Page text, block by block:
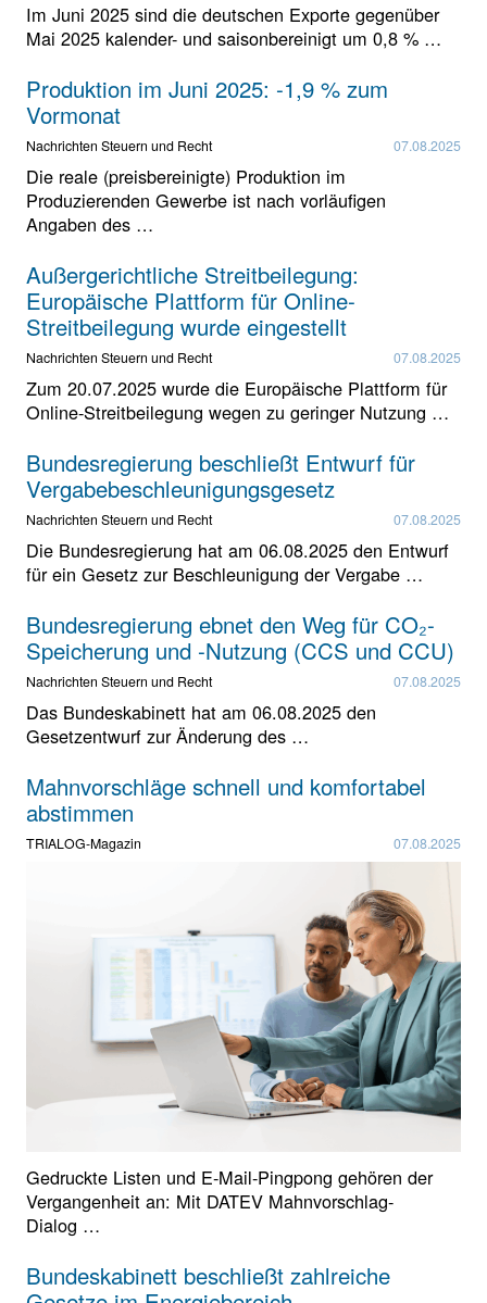
Im Juni 2025 sind die deutschen Exporte gegenüber
Mai 2025 kalender- und saisonbereinigt um 0,8 % …
Produktion im Juni 2025: -1,9 % zum
Vormonat
Nachrichten Steuern und Recht 07.08.2025
Die reale (preisbereinigte) Produktion im
Produzierenden Gewerbe ist nach vorläufigen
Angaben des …
Außergerichtliche Streitbeilegung:
Europäische Plattform für Online-
Streitbeilegung wurde eingestellt
Nachrichten Steuern und Recht 07.08.2025
Zum 20.07.2025 wurde die Europäische Plattform für
Online-Streitbeilegung wegen zu geringer Nutzung …
Bundesregierung beschließt Entwurf für
Vergabebeschleunigungsgesetz
Nachrichten Steuern und Recht 07.08.2025
Die Bundesregierung hat am 06.08.2025 den Entwurf
für ein Gesetz zur Beschleunigung der Vergabe …
Bundesregierung ebnet den Weg für CO₂-
Speicherung und -Nutzung (CCS und CCU)
Nachrichten Steuern und Recht 07.08.2025
Das Bundeskabinett hat am 06.08.2025 den
Gesetzentwurf zur Änderung des …
Mahnvorschläge schnell und komfortabel
abstimmen
TRIALOG-Magazin 07.08.2025
Gedruckte Listen und E-Mail-Pingpong gehören der
Vergangenheit an: Mit DATEV Mahnvorschlag-
Dialog …
Bundeskabinett beschließt zahlreiche